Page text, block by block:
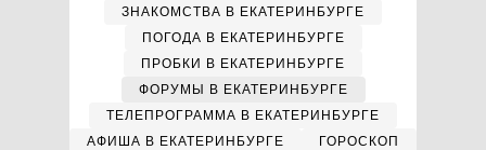
ЗНАКОМСТВА В ЕКАТЕРИНБУРГЕ
ПОГОДА В ЕКАТЕРИНБУРГЕ
ПРОБКИ В ЕКАТЕРИНБУРГЕ
ФОРУМЫ В ЕКАТЕРИНБУРГЕ
ТЕЛЕПРОГРАММА В ЕКАТЕРИНБУРГЕ
АФИША В ЕКАТЕРИНБУРГЕ
ГОРОСКОП